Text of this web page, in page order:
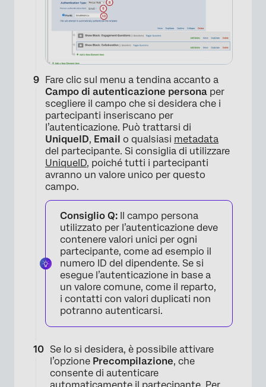
Fare clic sul menu a tendina accanto a
Campo di autenticazione persona per
scegliere il campo che si desidera che i
partecipanti inseriscano per
l’autenticazione. Può trattarsi di
UniqueID, Email o qualsiasi metadata
del partecipante. Si consiglia di utilizzare
UniqueID, poiché tutti i partecipanti
avranno un valore unico per questo
campo.
Consiglio Q: Il campo persona
utilizzato per l’autenticazione deve
contenere valori unici per ogni
partecipante, come ad esempio il
numero ID del dipendente. Se si
esegue l’autenticazione in base a
un valore comune, come il reparto,
i contatti con valori duplicati non
potranno autenticarsi.
Se lo si desidera, è possibile attivare
l’opzione Precompilazione, che
consente di autenticare